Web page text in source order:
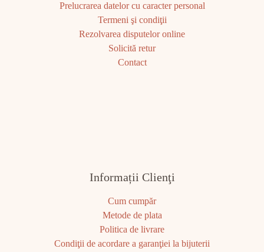
Prelucrarea datelor cu caracter personal
Termeni şi condiţii
Rezolvarea disputelor online
Solicită retur
Contact
Informații Clienţi
Cum cumpăr
Metode de plata
Politica de livrare
Condiţii de acordare a garanţiei la bijuterii